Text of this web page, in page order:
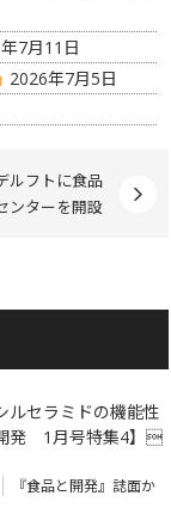
7月11日
2026年7月5日
ルフトに食品
ンターを開設
ルセラミドの機能性
開発 1月号特集4】
『食品と開発』誌面か